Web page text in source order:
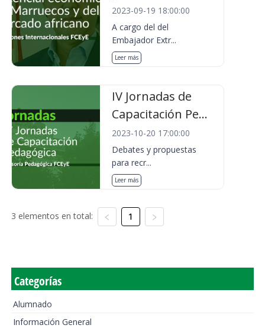
2023-09-19 18:00:00
A cargo del del
Embajador Extr...
Leer más
IV Jornadas de
Capacitación Pe...
2023-10-20 17:00:00
Debates y propuestas
para recr...
Leer más
3 elementos en total: 1
Categorías
Alumnado
Información General